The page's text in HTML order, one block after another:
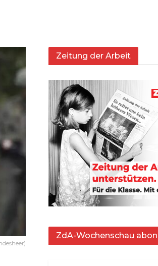
Zeitung der Arbeit
ZdA-Wochenschau